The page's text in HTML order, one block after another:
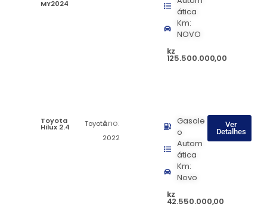
MY2024
ática
Km:
NOVO
kz
125.500.000,00
Toyota
Hilux 2.4 ToyotaAno:
2022
Gasole
o
Autom
ática
Km:
Novo
kz
42.550.000,00
Ver
Detalhes